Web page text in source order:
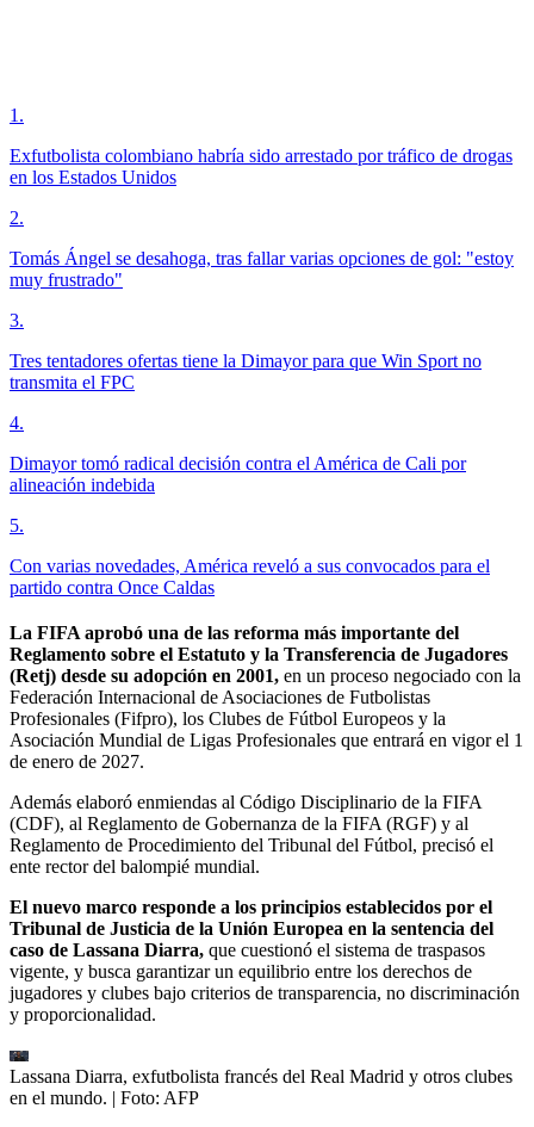
1 .
Exfutbolista colombiano habría sido arrestado por tráfico de drogas
en los Estados Unidos
2.
Tomás Ángel se desahoga, tras fallar varias opciones de gol: "estoy
muy frustrado"
3.
Tres tentadores ofertas tiene la Dimayor para que Win Sport no
transmita el FPC
4.
Dimayor tomó radical decisión contra el América de Cali por
alineación indebida
5.
Con varias novedades, América reveló a sus convocados para el
partido contra Once Caldas
La FIFA aprobó una de las reforma más importante del
Reglamento sobre el Estatuto y la Transferencia de Jugadores
(Retj) desde su adopción en 2001, en un proceso negociado con la
Federación Internacional de Asociaciones de Futbolistas
Profesionales (Fifpro), los Clubes de Fútbol Europeos y la
Asociación Mundial de Ligas Profesionales que entrará en vigor el 1
de enero de 2027.
Además elaboró enmiendas al Código Disciplinario de la FIFA
(CDF), al Reglamento de Gobernanza de la FIFA (RGF) y al
Reglamento de Procedimiento del Tribunal del Fútbol, precisó el
ente rector del balompié mundial.
El nuevo marco responde a los principios establecidos por el
Tribunal de Justicia de la Unión Europea en la sentencia del
caso de Lassana Diarra, que cuestionó el sistema de traspasos
vigente, y busca garantizar un equilibrio entre los derechos de
jugadores y clubes bajo criterios de transparencia, no discriminación
y proporcionalidad.
Lassana Diarra, exfutbolista francés del Real Madrid y otros clubes
en el mundo. | Foto: AFP